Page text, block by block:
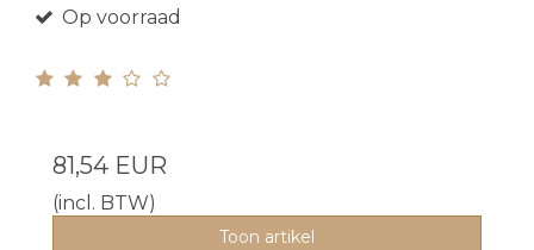
Op voorraad
81,54 EUR
(incl. BTW)
Toon artikel